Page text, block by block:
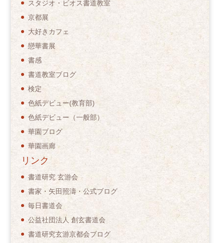
スタジオ・ビオス書道教室
京都展
大好きカフェ
戀華書展
書感
書道教室ブログ
検定
色紙デビュー(教育部)
色紙デビュー（一般部）
華園ブログ
華園画廊
リンク
書道研究 玄游会
書家・矢田照濤・公式ブログ
毎日書道会
公益社団法人 創玄書道会
書道研究玄游京都会ブログ